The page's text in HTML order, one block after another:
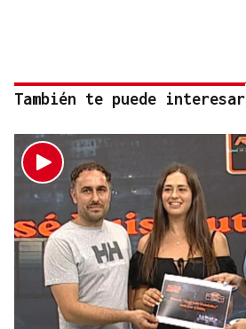
También te puede interesar